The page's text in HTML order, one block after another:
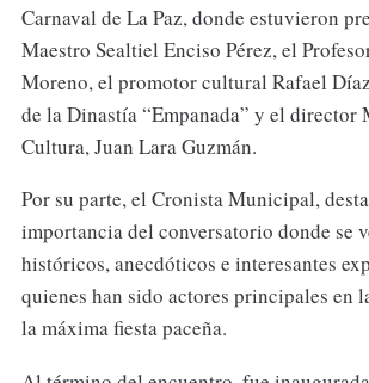
Carnaval de La Paz, donde estuvieron
Maestro Sealtiel Enciso Pérez, el
Moreno, el promotor cultural Rafael
de la Dinastía “Empanada” y el director
Cultura, Juan Lara Guzmán.
Por su parte, el Cronista Municipal,
importancia del conversatorio donde se
históricos, anecdóticos e interesantes
quienes han sido actores principales en
la máxima fiesta paceña.